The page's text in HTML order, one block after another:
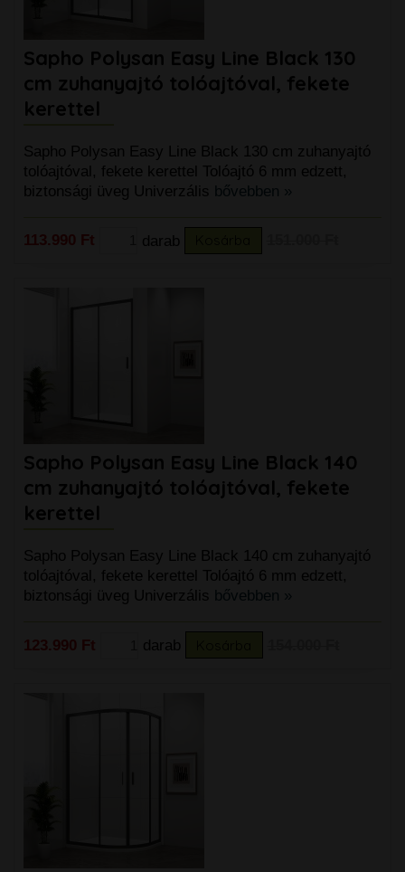
Sapho Polysan Easy Line Black 130
cm zuhanyajtó tolóajtóval, fekete
kerettel
Sapho Polysan Easy Line Black 130 cm zuhanyajtó
tolóajtóval, fekete kerettel Tolóajtó 6 mm edzett,
biztonsági üveg Univerzális bővebben »
113.990 Ft darab
Sapho Polysan Easy Line Black 140
cm zuhanyajtó tolóajtóval, fekete
kerettel
Sapho Polysan Easy Line Black 140 cm zuhanyajtó
tolóajtóval, fekete kerettel Tolóajtó 6 mm edzett,
biztonsági üveg Univerzális
bővebben »
123.990 Ft darab